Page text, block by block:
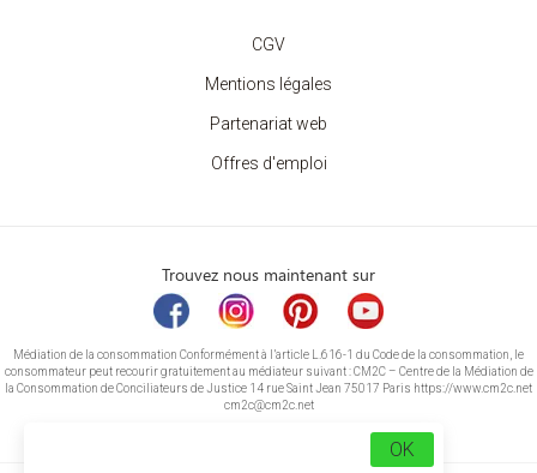
CGV
Mentions légales
Partenariat web
Offres d'emploi
Trouvez nous maintenant sur
Médiation de la consommation Conformément à l’article L.616-1 du Code de la consommation, le
consommateur peut recourir gratuitement au médiateur suivant : CM2C – Centre de la Médiation de
la Consommation de Conciliateurs de Justice 14 rue Saint Jean 75017 Paris https://www.cm2c.net
cm2c@cm2c.net
OK